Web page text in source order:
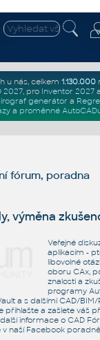
u nás, celkem 1.130.000
2027, pro Inventor 2027
generátor a
a proměnné
fórum, poradna
výměna
Veřejné
aplikacím -
libovolné
oboru CAx,
znalosti a
programy
a s dalšími CAD/
přihlašte a zašlete váš
informace o CAD
v naší Facebook poradně